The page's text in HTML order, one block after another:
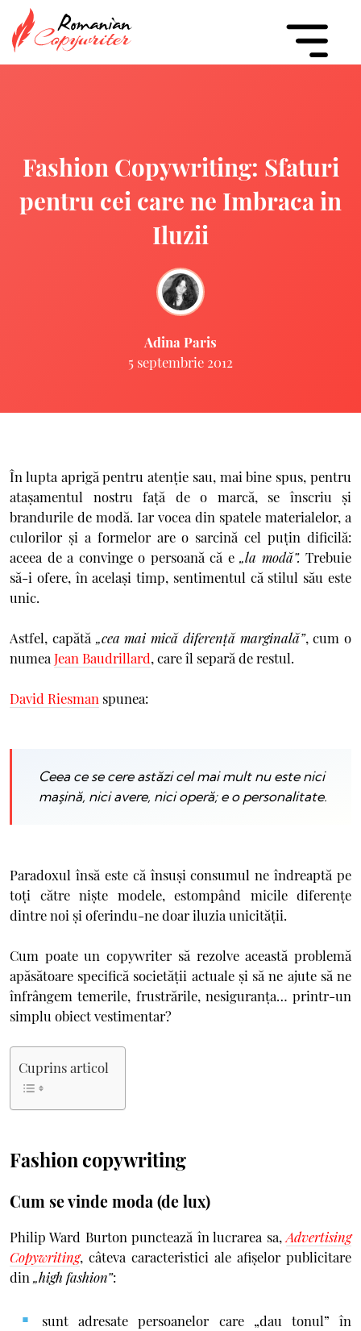
Fashion Copywriting: Sfaturi
pentru cei care ne Imbraca in
Iluzii
Adina Paris
5 septembrie 2012
În lupta aprigă pentru atenţie sau, mai bine spus, pentru
ataşamentul nostru faţă de o marcă, se înscriu şi
brandurile de modă. Iar vocea din spatele materialelor, a
culorilor şi a formelor are o sarcină cel puțin dificilă:
aceea de a convinge o persoană că e „la modă”. Trebuie
să-i ofere, în acelaşi timp, sentimentul că stilul său este
unic.
Astfel, capătă „cea mai mică diferenţă marginală”, cum o
numea Jean Baudrillard, care îl separă de restul.
David Riesman spunea:
Ceea ce se cere astăzi cel mai mult nu este nici
maşină, nici avere, nici operă; e o personalitate.
Paradoxul însă este că însuşi consumul ne îndreaptă pe
toţi către nişte modele, estompând micile diferenţe
dintre noi şi oferindu-ne doar iluzia unicităţii.
Cum poate un copywriter să rezolve această problemă
apăsătoare specifică societăţii actuale şi să ne ajute să ne
înfrângem temerile, frustrările, nesiguranţa… printr-un
simplu obiect vestimentar?
Cuprins articol
Fashion copywriting
Cum se vinde moda (de lux)
Philip Ward Burton punctează în lucrarea sa, Advertising
Copywriting, câteva caracteristici ale afişelor publicitare
din „high fashion”:
sunt adresate persoanelor care „dau tonul” în